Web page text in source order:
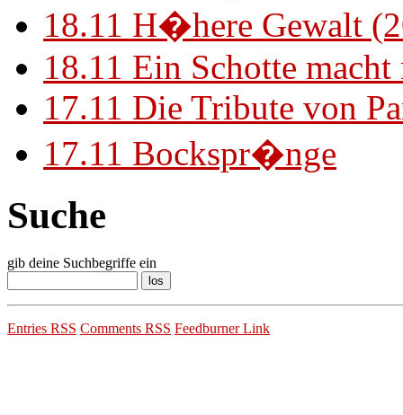
18.11 H�here Gewalt
18.11 Ein Schotte
17.11 Die Tribute von
17.11 Bockspr�nge
Suche
gib deine Suchbegriffe ein
Entries RSS Comments RSS Feedburner Link